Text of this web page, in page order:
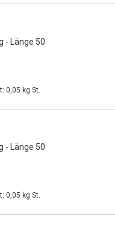
- Länge 50
0,05 kg St.
- Länge 50
0,05 kg St.